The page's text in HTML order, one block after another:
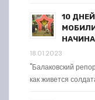
10
18.01.2023
"Балаковский
как живется